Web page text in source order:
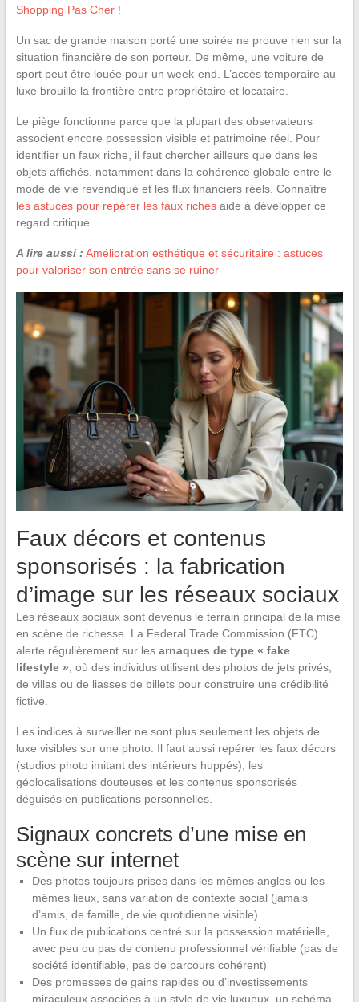
Shopping Pas Cher !
Un sac de grande maison porté une soirée ne prouve rien sur la
situation financière de son porteur. De même, une voiture de
sport peut être louée pour un week-end. L’accès temporaire au
luxe brouille la frontière entre propriétaire et locataire.
Le piège fonctionne parce que la plupart des observateurs
associent encore possession visible et patrimoine réel. Pour
identifier un faux riche, il faut chercher ailleurs que dans les
objets affichés, notamment dans la cohérence globale entre le
mode de vie revendiqué et les flux financiers réels. Connaître
les astuces pour repérer les faux richesaide à développer ce
regard critique.
A lire aussi : Amélioration esthétique et sécuritaire : astuces
pour valoriser son entrée sans se ruiner
Faux décors et contenus
sponsorisés : la fabrication
d’image sur les réseaux sociaux
Les réseaux sociaux sont devenus le terrain principal de la mise
en scène de richesse. La Federal Trade Commission (FTC)
alerte régulièrement sur les arnaques de type « fake
lifestyle » , où des individus utilisent des photos de jets privés,
de villas ou de liasses de billets pour construire une crédibilité
fictive.
Les indices à surveiller ne sont plus seulement les objets de
luxe visibles sur une photo. Il faut aussi repérer les faux décors
(studios photo imitant des intérieurs huppés), les
géolocalisations douteuses et les contenus sponsorisés
déguisés en publications personnelles.
Signaux concrets d’une mise en
scène sur internet
Des photos toujours prises dans les mêmes angles ou les
mêmes lieux, sans variation de contexte social (jamais
d’amis, de famille, de vie quotidienne visible)
Un flux de publications centré sur la possession matérielle,
avec peu ou pas de contenu professionnel vérifiable (pas de
société identifiable, pas de parcours cohérent)
Des promesses de gains rapides ou d’investissements
miraculeux associées à un style de vie luxueux, un schéma